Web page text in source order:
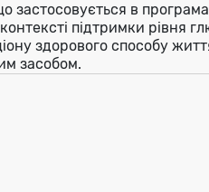
в
підтримки рівня
здорового способу
засобом.